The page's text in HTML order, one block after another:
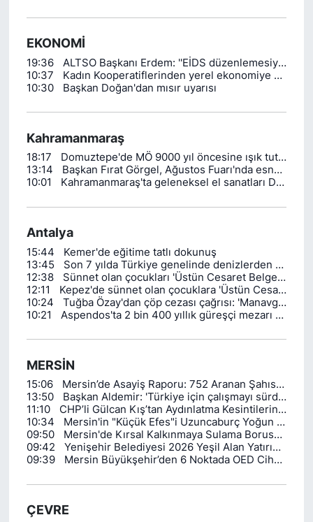
EKONOMİ
19:36
ALTSO Başkanı Erdem: ''EİDS düzenlemesiyle emlak ilanlarının sosyal medyada paylaşımının önü açıldı''
10:37
Kadın Kooperatiflerinden yerel ekonomiye katkı
10:30
Başkan Doğan'dan mısır uyarısı
Kahramanmaraş
18:17
Domuztepe'de MÖ 9000 yıl öncesine ışık tutan kalıntılar gün yüzüne çıkarılıyor
13:14
Başkan Fırat Görgel, Ağustos Fuarı'nda esnaf ve vatandaşlarla buluştu
10:01
Kahramanmaraş'ta geleneksel el sanatları DOĞAKA'nın desteğiyle yaşatılacak
Antalya
15:44
Kemer'de eğitime tatlı dokunuş
13:45
Son 7 yılda Türkiye genelinde denizlerden 325 bin tondan fazla deniz çöpü toplandı
12:38
Sünnet olan çocukları 'Üstün Cesaret Belgesi' ile ödüllendirildi
12:11
Kepez'de sünnet olan çocuklara 'Üstün Cesaret Belgesi'
10:24
Tuğba Özay'dan çöp cezası çağrısı: 'Manavgat Türkiye'ye örnek olsun'
10:21
Aspendos'ta 2 bin 400 yıllık güreşçi mezarı keşfedildi
MERSİN
15:06
Mersin’de Asayiş Raporu: 752 Aranan Şahıs Yakalandı
13:50
Başkan Aldemir: 'Türkiye için çalışmayı sürdüreceğiz'
11:10
CHP’li Gülcan Kış’tan Aydınlatma Kesintilerine Sert Tepki
10:34
Mersin'in "Küçük Efes"i Uzuncaburç Yoğun İlgi Görüyor
09:50
Mersin'de Kırsal Kalkınmaya Sulama Borusu Desteği
09:42
Yenişehir Belediyesi 2026 Yeşil Alan Yatırımlarını Başlattı
09:39
Mersin Büyükşehir’den 6 Noktada OED Cihazı Eğitimi
ÇEVRE